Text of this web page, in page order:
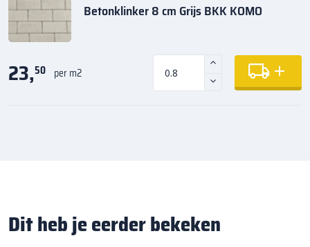
Betonklinker 8 cm Grijs BKK KOMO
23,50 per m2
Dit heb je eerder bekeken